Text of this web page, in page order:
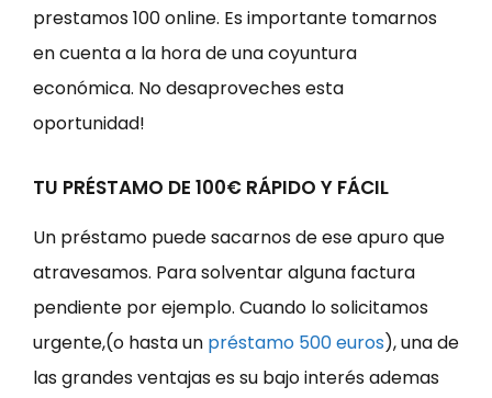
prestamos 100 online. Es importante tomarnos
en cuenta a la hora de una coyuntura
económica. No desaproveches esta
oportunidad!
TU PRÉSTAMO DE 100€ RÁPIDO Y FÁCIL
Un préstamo puede sacarnos de ese apuro que
atravesamos. Para solventar alguna factura
pendiente por ejemplo. Cuando lo solicitamos
urgente,(o hasta un préstamo 500 euros), una de
las grandes ventajas es su bajo interés ademas